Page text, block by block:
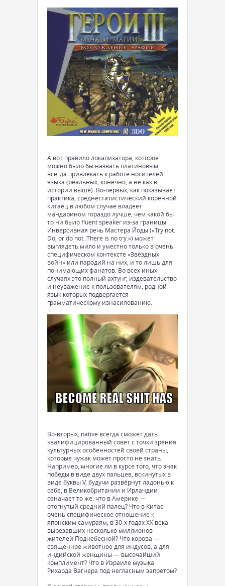
А вот правило локализатора, которое
можно было бы назвать платиновым:
всегда привлекать к работе носителей
языка (реальных, конечно, а не как в
истории выше). Во-первых, как показывает
практика, среднестатистический коренной
китаец в любом случае владеет
мандарином гораздо лучше, чем какой бы
то ни было fluent speaker из-за границы.
Инверсивная речь Мастера Йоды («Try not.
Do, or do not. There is no try.») может
выглядеть мило и уместно только в очень
специфическом контексте «Звёздных
войн» или пародий на них, и то лишь для
понимающих фанатов. Во всех иных
случаях это полный ахтунг, издевательство
и неуважение к пользователям, родной
язык которых подвергается
грамматическому изнасилованию.
Во-вторых, native всегда сможет дать
квалифицированный совет с точки зрения
культурных особенностей своей страны,
которые чужак может просто не знать.
Например, многие ли в курсе того, что знак
победы в виде двух пальцев, вскинутых в
виде буквы V, будучи развёрнут ладонью к
себе, в Великобритании и Ирландии
означает то же, что в Америке —
отогнутый средний палец? Что в Китае
очень специфическое отношение к
японским самураям, в 30-х годах ХХ века
вырезавших несколько миллионов
жителей Поднебесной? Что корова —
священное животное для индусов, а для
индийской женщины — высочайший
комплимент? Что в Израиле музыка
Рихарда Вагнера под негласным запретом?